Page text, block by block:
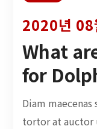
2020년 08
What
for
Diam
tortor at auctor